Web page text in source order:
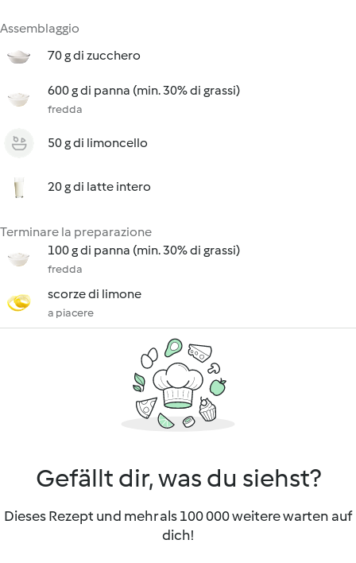
Assemblaggio
70 g di zucchero
600 g di panna (min. 30% di grassi)
fredda
50 g di limoncello
20 g di latte intero
Terminare la preparazione
100 g di panna (min. 30% di grassi)
fredda
scorze di limone
a piacere
Gefällt dir, was du siehst?
Dieses Rezept und mehr als 100 000 weitere warten auf
dich!